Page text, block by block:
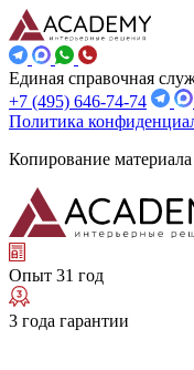
Единая справочная
+7 (495) 646-74-74
Политика
Копирование
Опыт 31 год
3 года гарантии